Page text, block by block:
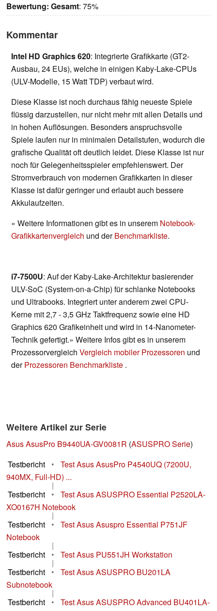
Bewertung: Gesamt: 75%
Kommentar
Intel HD Graphics 620: Integrierte Grafikkarte (GT2-
Ausbau, 24 EUs), welche in einigen Kaby-Lake-CPUs
(ULV-Modelle, 15 Watt TDP) verbaut wird.
Diese Klasse ist noch durchaus fähig neueste Spiele
flüssig darzustellen, nur nicht mehr mit allen Details und
in hohen Auflösungen. Besonders anspruchsvolle
Spiele laufen nur in minimalen Detailstufen, wodurch die
grafische Qualität oft deutlich leidet. Diese Klasse ist nur
noch für Gelegenheitsspieler empfehlenswert. Der
Stromverbrauch von modernen Grafikkarten in dieser
Klasse ist dafür geringer und erlaubt auch bessere
Akkulaufzeiten.
» Weitere Informationen gibt es in unserem Notebook-
Grafikkartenvergleich und derBenchmarkliste.
i7-7500U: Auf der Kaby-Lake-Architektur basierender
ULV-SoC (System-on-a-Chip) für schlanke Notebooks
und Ultrabooks. Integriert unter anderem zwei CPU-
Kerne mit 2,7 - 3,5 GHz Taktfrequenz sowie eine HD
Graphics 620 Grafikeinheit und wird in 14-Nanometer-
Technik gefertigt.» Weitere Infos gibt es in unserem
Prozessorvergleich Vergleich mobiler Prozessoren und
derProzessoren Benchmarkliste .
Weitere Artikel zur Serie
Asus AsusPro B9440UA-GV0081R (ASUSPRO Serie)
Testbericht
•
Test Asus AsusPro P4540UQ (7200U,
940MX, Full-HD) ...
|
Testbericht
•
Test Asus ASUSPRO Essential P2520LA-
XO0167H Notebook
|
Testbericht
•
Test Asus Asuspro Essential P751JF
Notebook
|
Testbericht
• Test Asus PU551JH Workstation
|
Testbericht
•
Test Asus ASUSPRO BU201LA
Subnotebook
|
Testbericht
•
Test Asus ASUSPRO Advanced BU401LA-